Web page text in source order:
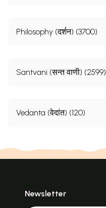
Philosophy (दर्शन) (3700)
Santvani (सन्त वाणी) (2599)
Vedanta (वेदांत) (120)
Newsletter